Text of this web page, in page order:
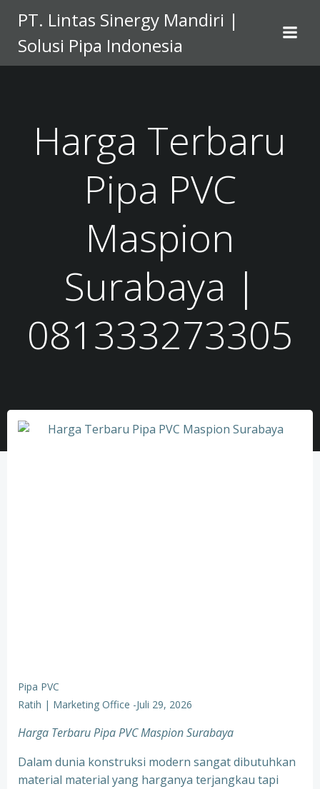
to
content
PT. Lintas Sinergy Mandiri |
Solusi Pipa Indonesia
Harga Terbaru
Pipa PVC
Maspion
Surabaya |
081333273305
Pipa PVC
Ratih | Marketing Office -Juli 29, 2026
Harga Terbaru Pipa PVC Maspion Surabaya
Dalam dunia konstruksi modern sangat dibutuhkan
material material yang harganya terjangkau tapi